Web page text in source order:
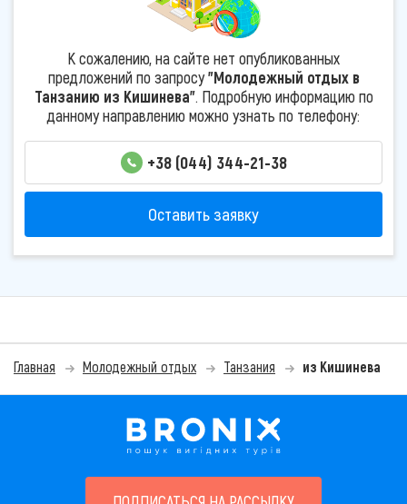
К сожалению, на сайте нет опубликованных
предложений по запросу"Молодежный отдых в
Танзанию из Кишинева". Подробную информацию по
данному направлению можно узнать по телефону:
+38 (044) 344-21-38
Оставить заявку
Главная Молодежный отдых Танзания из Кишинева